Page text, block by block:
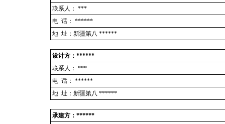
联系人： ***
电 话： ******
地 址：新疆第八 ******
设计方：******
联系人： ***
电 话： ******
地 址：新疆第八 ******
承建方：******